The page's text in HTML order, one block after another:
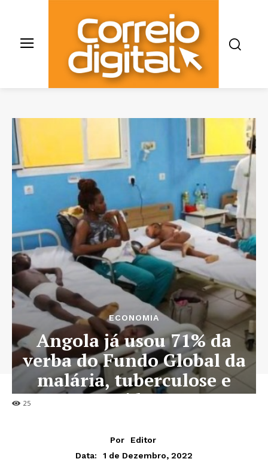
25
ECONOMIA
Angola já usou 71% da
verba do Fundo Global da
malária, tuberculose e
sida
Por
Editor
Data:
1 de Dezembro, 2022